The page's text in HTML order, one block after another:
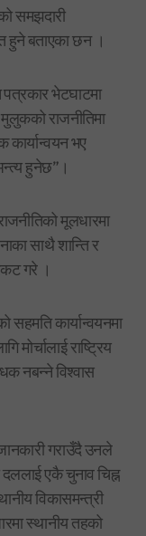
समझदारी
हुने बताएका छन ।
पत्रकार भेटघाटमा
राजनीतिमा
कार्यान्वयन भए
हुनेछ”।
मूलधारमा
साथै शान्ति र
गरे ।
सहमति कार्यान्वयनमा
मोर्चालाई राष्ट्रिय
नबन्ने विश्वास
गराउँदै उनले
दललाई एकै चुनाव चिह्न
विकासमन्त्री
स्थानीय तहको